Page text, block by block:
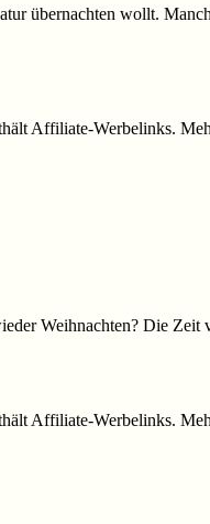
übernachten wollt.
Affiliate-Werbelinks.
Weihnachten? Die Zeit
Affiliate-Werbelinks.